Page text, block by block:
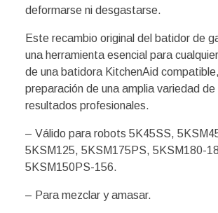
deformarse ni desgastarse.
Este recambio original del batidor de
una herramienta esencial para
de una batidora KitchenAid
preparación de una amplia variedad
resultados profesionales.
– Válido para robots 5K45SS,
5KSM125, 5KSM175PS, 5KSM180-
5KSM150PS-156.
– Para mezclar y amasar.